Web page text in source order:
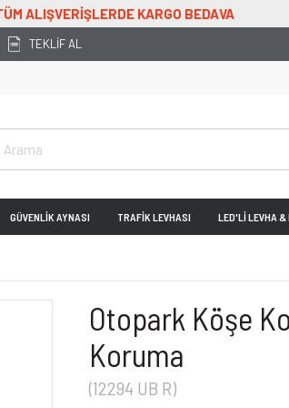
KARGO BEDAVA
TEKLİF AL
GÜVENLİK AYNASI TRAFİK LEVHASI LED'Lİ LEVHA &
Otopark Köşe
Koruma
(12294 UB R)